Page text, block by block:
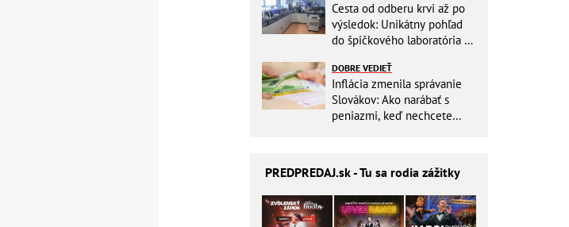
Cesta od odberu krvi až po
výsledok: Unikátny pohľad
do špičkového laboratória na
DOBRE VEDIEŤ
Inflácia zmenila správanie
Slovákov: Ako narábať s
peniazmi, keď nechcete
PREDPREDAJ.sk - Tu sa rodia zážitky